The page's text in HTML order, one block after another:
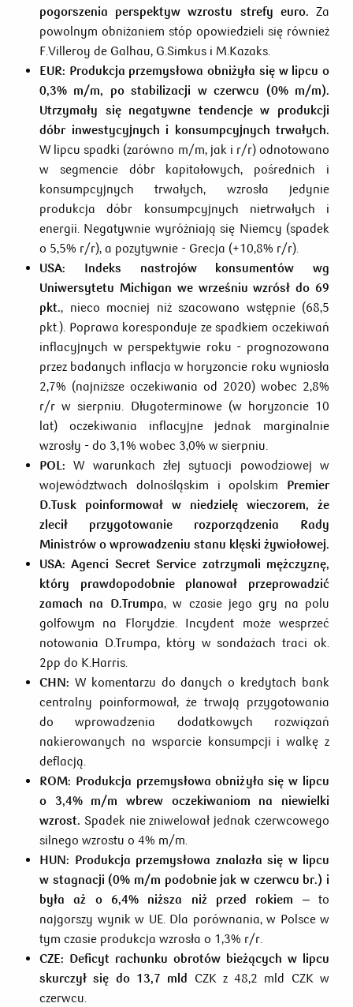
pogorszenia perspektyw wzrostu strefy euro. Za
powolnym obniżaniem stóp opowiedzieli się również
F.Villeroy de Galhau, G.Simkus i M.Kazaks.
EUR: Produkcja przemysłowa obniżyła się w lipcu o
0,3% m/m, po stabilizacji w czerwcu (0% m/m).
Utrzymały się negatywne tendencje w produkcji
dóbr inwestycyjnych i konsumpcyjnych trwałych.
W lipcu spadki (zarówno m/m, jak i r/r) odnotowano
w segmencie dóbr kapitałowych, pośrednich i
konsumpcyjnych trwałych, wzrosła jedynie
produkcja dóbr konsumpcyjnych nietrwałych i
energii. Negatywnie wyróżniają się Niemcy (spadek
o 5,5% r/r), a pozytywnie - Grecja (+10,8% r/r).
USA:
Indeks nastrojów konsumentów wg
Uniwersytetu Michigan we wrześniu wzrósł do 69
pkt., nieco mocniej niż szacowano wstępnie (68,5
pkt.). Poprawa koresponduje ze spadkiem oczekiwań
inflacyjnych w perspektywie roku - prognozowana
przez badanych inflacja w horyzoncie roku wyniosła
2,7% (najniższe oczekiwania od 2020) wobec 2,8%
r/r w sierpniu. Długoterminowe (w horyzoncie 10
lat) oczekiwania inflacyjne jednak marginalnie
wzrosły - do 3,1% wobec 3,0% w sierpniu.
POL: W warunkach złej sytuacji powodziowej w
województwach dolnośląskim i opolskim Premier
D.Tusk poinformował w niedzielę wieczorem, że
zlecił przygotowanie rozporządzenia Rady
Ministrów o wprowadzeniu stanu klęski żywiołowej.
USA: Agenci Secret Service zatrzymali mężczyznę,
który prawdopodobnie planował przeprowadzić
zamach na D.Trumpa, w czasie jego gry na polu
golfowym na Florydzie. Incydent może wesprzeć
notowania D.Trumpa, który w sondażach traci ok.
2pp do K.Harris.
CHN: W komentarzu do danych o kredytach bank
centralny poinformował, że trwają przygotowania
do wprowadzenia dodatkowych rozwiązań
nakierowanych na wsparcie konsumpcji i walkę z
deflacją.
ROM: Produkcja przemysłowa obniżyła się w lipcu
o 3,4% m/m wbrew oczekiwaniom na niewielki
wzrost. Spadek nie zniwelował jednak czerwcowego
silnego wzrostu o 4% m/m.
HUN: Produkcja przemysłowa znalazła się w lipcu
w stagnacji (0% m/m podobnie jak w czerwcu br.) i
była aż o 6,4% niższa niż przed rokiem – to
najgorszy wynik w UE. Dla porównania, w Polsce w
tym czasie produkcja wzrosła o 1,3% r/r.
CZE: Deficyt rachunku obrotów bieżących w lipcu
skurczył się do 13,7 mld CZK z 48,2 mld CZK w
czerwcu.